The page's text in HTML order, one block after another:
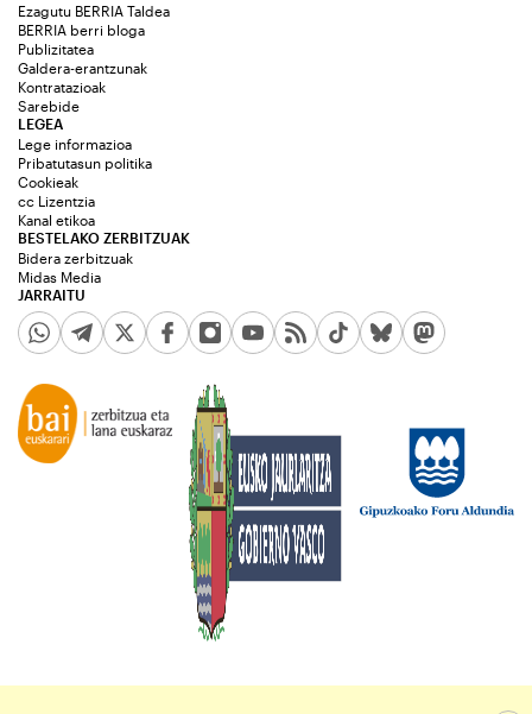
Ezagutu BERRIA Taldea
BERRIA berri bloga
Publizitatea
Galdera-erantzunak
Kontratazioak
Sarebide
JARRAITU
LEGEA
Lege informazioa
Pribatutasun politika
Cookieak
cc Lizentzia
Kanal etikoa
BESTELAKO ZERBITZUAK
Bidera zerbitzuak
Midas Media